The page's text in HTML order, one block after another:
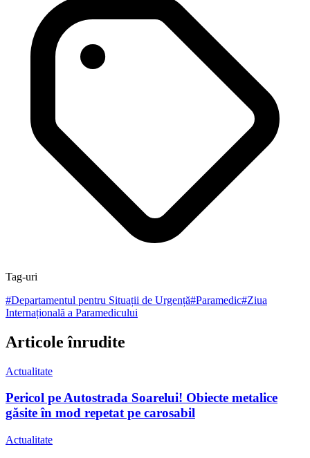
Tag-uri
#Departamentul pentru Situații de Urgență#Paramedic#Ziua
Internațională a Paramedicului
Articole înrudite
Actualitate
Pericol pe Autostrada Soarelui! Obiecte metalice
găsite în mod repetat pe carosabil
Actualitate